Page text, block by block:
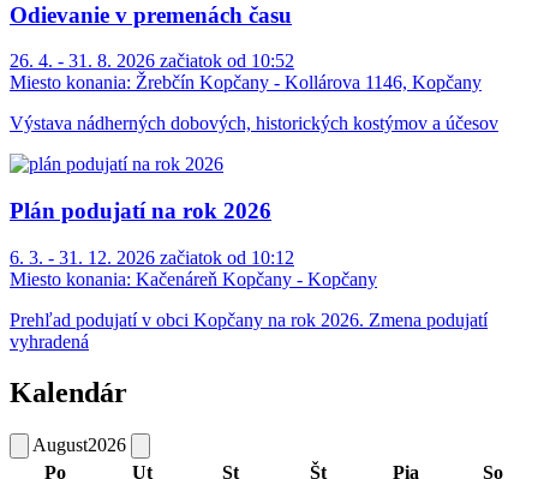
Odievanie v premenách času
26. 4. - 31. 8. 2026 začiatok od 10:52
Miesto konania: Žrebčín Kopčany - Kollárova 1146, Kopčany
Výstava nádherných dobových, historických kostýmov a účesov
Plán podujatí na rok 2026
6. 3. - 31. 12. 2026 začiatok od 10:12
Miesto konania: Kačenáreň Kopčany - Kopčany
Prehľad podujatí v obci Kopčany na rok 2026. Zmena podujatí
vyhradená
Kalendár
August2026
Po
Ut St Št Pia
So